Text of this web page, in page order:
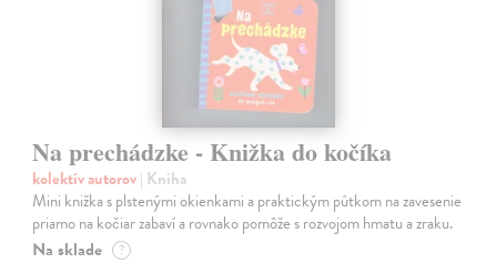
Na prechádzke - Knižka do kočíka
kolektív autorov| Kniha
Mini knižka s plstenými okienkami a praktickým pútkom na zavesenie
priamo na kočiar zabaví a rovnako pomôže s rozvojom hmatu a zraku.
Na sklade ?